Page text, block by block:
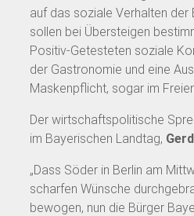
auf das soziale Verhalten der
sollen bei Übersteigen
Positiv-Getesteten soziale
der Gastronomie und eine
Maskenpflicht, sogar im
Der wirtschaftspolitische
im Bayerischen Landtag,
„Dass Söder in Berlin am
scharfen Wünsche
bewogen, nun die Bürger